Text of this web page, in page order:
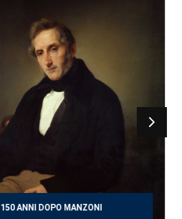
150 ANNI DOPO MANZONI